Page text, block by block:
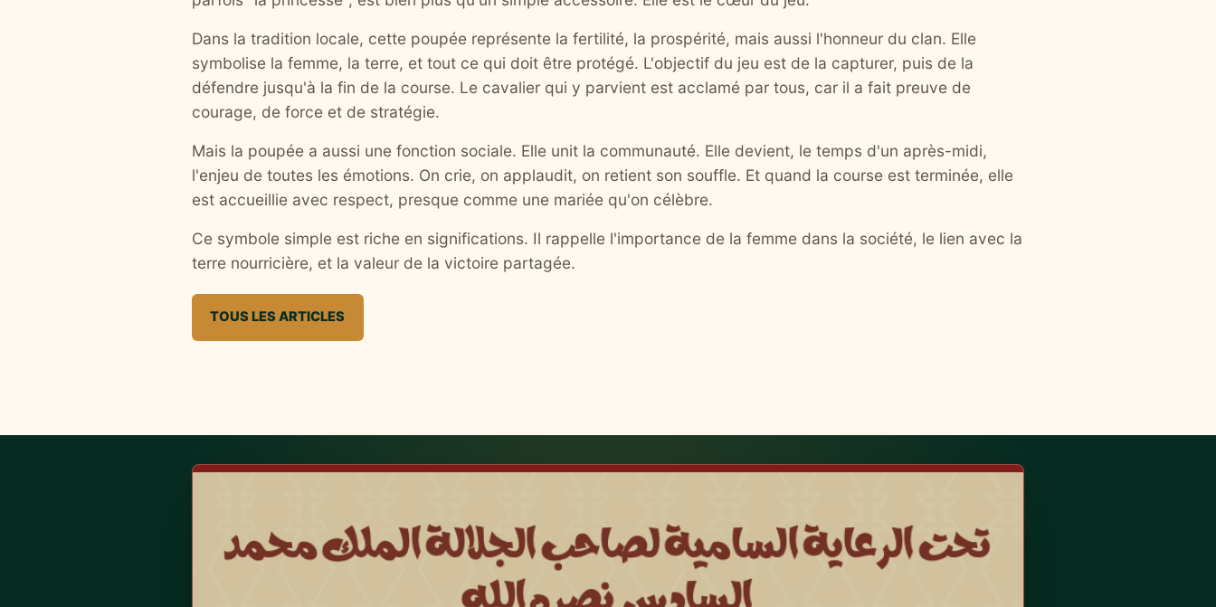
Dans la tradition locale, cette poupée représente la fertilité, la prospérité, mais aussi l'honneur du clan. Elle
symbolise la femme, la terre, et tout ce qui doit être protégé. L'objectif du jeu est de la capturer, puis de la
défendre jusqu'à la fin de la course. Le cavalier qui y parvient est acclamé par tous, car il a fait preuve de
courage, de force et de stratégie.
Mais la poupée a aussi une fonction sociale. Elle unit la communauté. Elle devient, le temps d'un après-midi,
l'enjeu de toutes les émotions. On crie, on applaudit, on retient son souffle. Et quand la course est terminée, elle
est accueillie avec respect, presque comme une mariée qu'on célèbre.
Ce symbole simple est riche en significations. Il rappelle l'importance de la femme dans la société, le lien avec la
terre nourricière, et la valeur de la victoire partagée.
TOUS LES ARTICLES